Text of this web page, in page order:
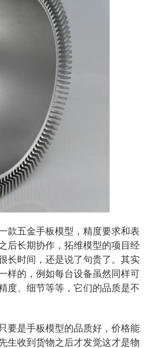
款五金手板模型，精度要求和表
后长期协作，拓维模型的项目经
长时间，还是说了句贵了。其实
样的，例如每台设备虽然同样可
度、细节等等，它们的品质是不
要是手板模型的品质好，价格能
生收到货物之后才发觉这才是物